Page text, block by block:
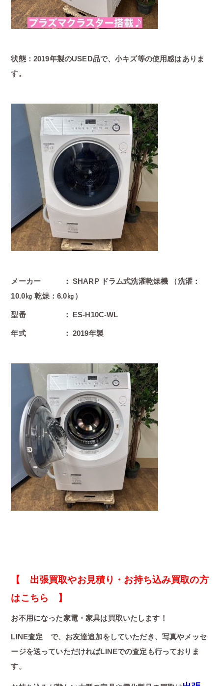
状態：2019年製のUSED品で、小キズ等の使用感はありま
す。
メーカー ： SHARP ドラム式洗濯乾燥機 （洗濯：
10.0㎏ 乾燥：6.0㎏）
型番 ： ES-H10C-WL
年式 ： 2019年製
【 出張買取やお見積り・お持ち込み買取の方
はこちら 】
お不用になった家電・家具は買取いたします！
LINE査定 で、お友達追加をしていただき、写真やメッセ
ージを送っていただければLINEでの査定も行っておりま
す。